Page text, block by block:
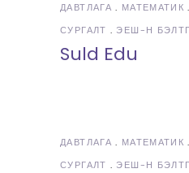
ДАВТЛАГА МАТЕМАТИК
СУРГАЛТ
ЭЕШ-Н
Suld Edu
ДАВТЛАГА МАТЕМАТИК
СУРГАЛТ
ЭЕШ-Н